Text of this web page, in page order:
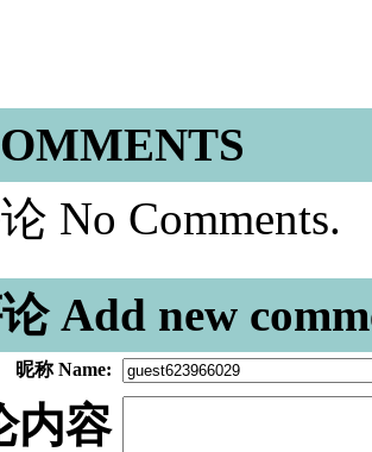
No Comments.
Add new
昵称 Name:
内容